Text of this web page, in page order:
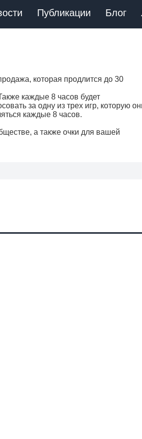
Публикации Блог
которая продлится до 30
каждые 8 часов будет
за одну из трех игр, которую
каждые 8 часов.
а также очки для вашей